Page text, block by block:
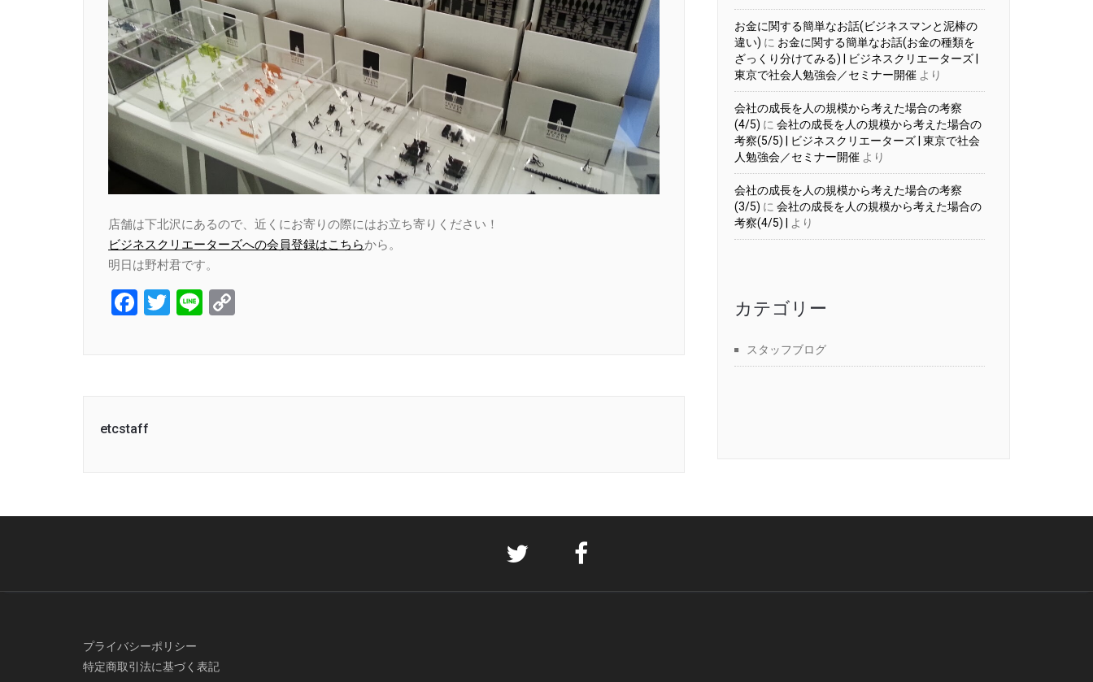
店舗は下北沢にあるので、近くにお寄りの際にはお立ち寄りください！
ビジネスクリエーターズへの会員登録はこちらから。
明日は野村君です。
Facebook
Twitter
Line
etcstaff
お金に関する簡単なお話(ビジネスマンと泥棒の
違い) に お金に関する簡単なお話(お金の種類を
ざっくり分けてみる) | ビジネスクリエーターズ |
東京で社会人勉強会／セミナー開催 より
会社の成長を人の規模から考えた場合の考察
(4/5) に 会社の成長を人の規模から考えた場合の
考察(5/5) | ビジネスクリエーターズ | 東京で社会
人勉強会／セミナー開催 より
会社の成長を人の規模から考えた場合の考察
(3/5) に 会社の成長を人の規模から考えた場合の
考察(4/5) |
より
カテゴリー
スタッフブログ
プライバシーポリシー
特定商取引法に基づく表記